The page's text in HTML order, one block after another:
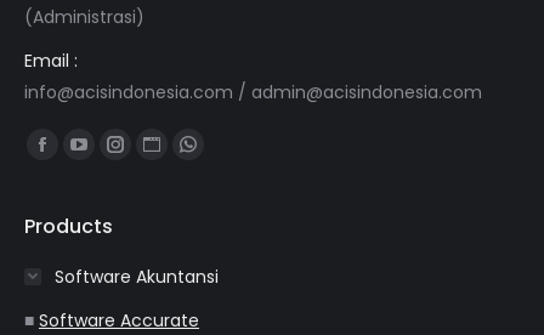
(Administrasi)
Email :
info@acisindonesia.com / admin@acisindonesia.com
Find us on:
Facebook
opens
new
window
YouTube
opens
new
window
Instagram
new
window
Website
new
window
Whatsapp
new
window
Products
Software Akuntansi
■ Software Accurate